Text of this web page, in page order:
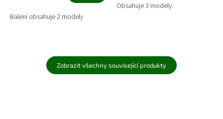
Balení obsahuje 2 modely
Obsahuje 3 modely.
Zobrazit všechny související produkty